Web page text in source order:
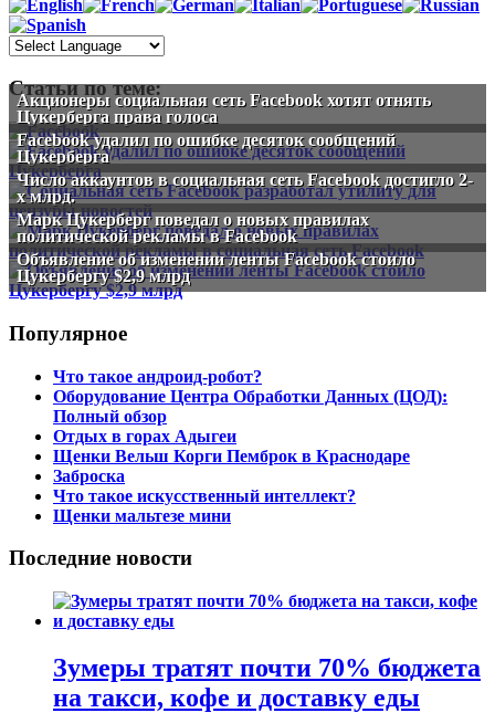
Статьи по теме:
Акционеры социальная сеть Facebook хотят отнять
Цукерберга права голоса
Facebook удалил по ошибке десяток сообщений
Цукерберга
Число аккаунтов в социальная сеть Facebook достигло 2-
х млрд.
Марк Цукерберг поведал о новых правилах
политической рекламы в Facebook
Объявление об изменении ленты Facebook стоило
Цукербергу $2,9 млрд
Популярное
Что такое андроид-робот?
Оборудование Центра Обработки Данных (ЦОД):
Полный обзор
Отдых в горах Адыгеи
Щенки Вельш Корги Пемброк в Краснодаре
Заброска
Что такое искусственный интеллект?
Щенки мальтезе мини
Последние новости
Зумеры тратят почти 70% бюджета
на такси, кофе и доставку еды